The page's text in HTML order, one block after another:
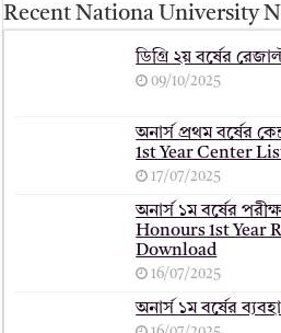
Recent Nationa University
ডিগ্রি ২য় বর্ষের
09/10/2025
অনার্স প্রথম বর্ষের
1st Year Center
17/07/2025
অনার্স ১ম বর্ষের
Honours 1st Year
Download
16/07/2025
অনার্স ১ম বর্ষের